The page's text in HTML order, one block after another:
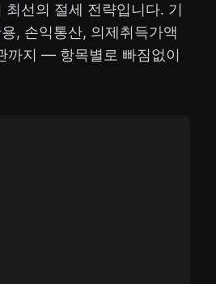
최선의 절세 전략입니다. 기
, 손익통산, 의제취득가액
까지 — 항목별로 빠짐없이